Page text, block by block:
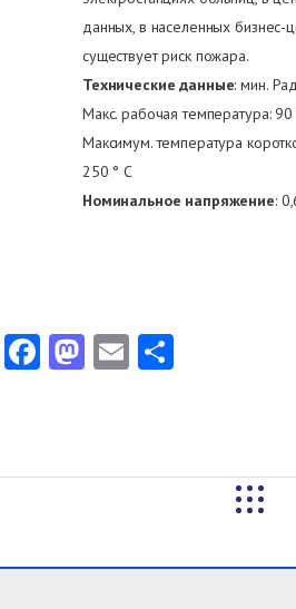
данных, в населенных бизнес-
существует риск пожара.
Технические данные: мин.
Макс. рабочая температура: 90
Максимум. температура
250 ° C
Номинальное напряжение:
Facebook
Mastodon
Email